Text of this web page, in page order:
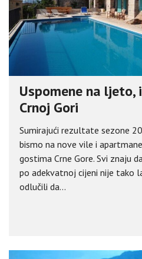
Uspomene na
Crnoj Gori
Sumirajući rezultate sezone
bismo na nove vile i
gostima Crne Gore. Svi znaju
po adekvatnoj cijeni nije tako
odlučili da...